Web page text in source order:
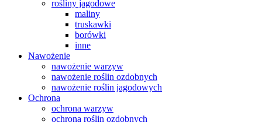
rośliny jagodowe
maliny
truskawki
borówki
inne
Nawożenie
nawożenie warzyw
nawożenie roślin ozdobnych
nawożenie roślin jagodowych
Ochrona
ochrona warzyw
ochrona roślin ozdobnych